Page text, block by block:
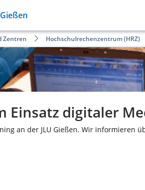
Zentren Hochschulrechenzentrum (HRZ)
Einsatz digitaler
an der JLU Gießen. Wir informieren